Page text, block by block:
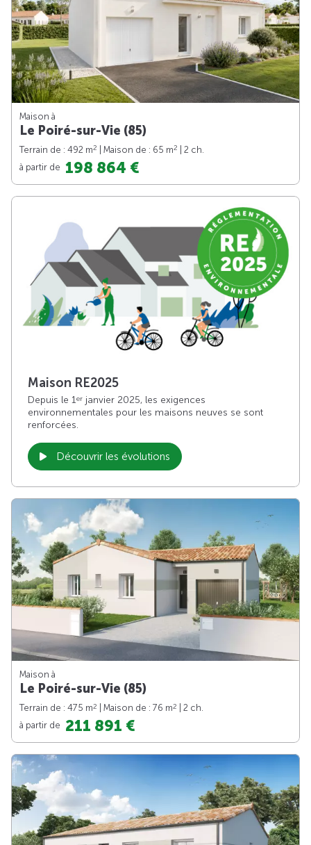
Maison à
Le Poiré-sur-Vie (85)
Terrain de : 492 m2 | Maison de : 65 m2
| 2 ch.
à partir de 198 864 €
Maison RE2025
Depuis le 1er janvier 2025, les exigences
environnementales pour les maisons neuves se sont
renforcées.
Découvrir les évolutions
Maison à
Le Poiré-sur-Vie (85)
Terrain de : 475 m2 | Maison de : 76 m2
| 2 ch.
à partir de 211 891 €